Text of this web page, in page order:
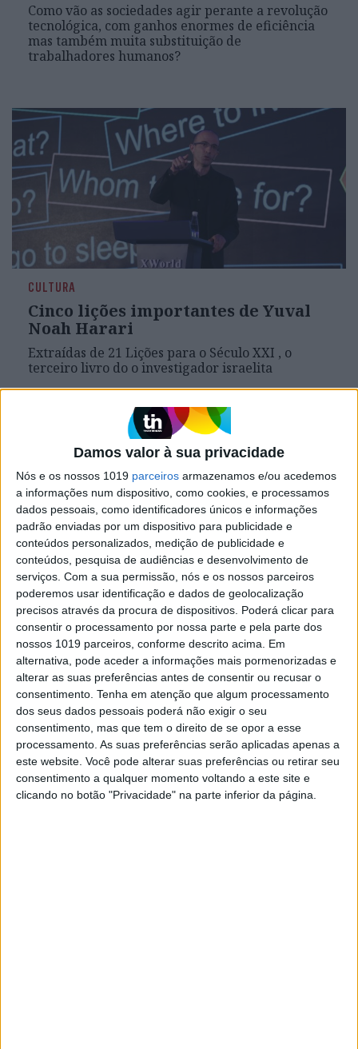
Damos valor à sua privacidade
Nós e os nossos 1019 parceiros armazenamos e/ou acedemos
a informações num dispositivo, como cookies, e processamos
dados pessoais, como identificadores únicos e informações
padrão enviadas por um dispositivo para publicidade e
conteúdos personalizados, medição de publicidade e
conteúdos, pesquisa de audiências e desenvolvimento de
serviços. Com a sua permissão, nós e os nossos parceiros
poderemos usar identificação e dados de geolocalização
precisos através da procura de dispositivos. Poderá clicar para
consentir o processamento por nossa parte e pela parte dos
nossos 1019 parceiros, conforme descrito acima. Em
alternativa, pode aceder a informações mais pormenorizadas e
alterar as suas preferências antes de consentir ou recusar o
consentimento. Tenha em atenção que algum processamento
dos seus dados pessoais poderá não exigir o seu
consentimento, mas que tem o direito de se opor a esse
processamento. As suas preferências serão aplicadas apenas a
este website. Você pode alterar suas preferências ou retirar seu
consentimento a qualquer momento voltando a este site e
clicando no botão "Privacidade" na parte inferior da página.
Como vão as sociedades agir perante a revolução
tecnológica, com ganhos enormes de eficiência
mas também muita substituição de
trabalhadores humanos?
CULTURA
Cinco lições importantes de Yuval
Noah Harari
Extraídas de 21 Lições para o Século XXI , o
terceiro livro do o investigador israelita
CULTURA
Yuval Noah Harari: O rock star
intelectual que é um profeta do
século XXI
Os fantasmas do presente e do futuro tecnológico
são a matéria-prima deste “profeta” que
preconizou o fim do Homo sapiens no prazo de
um século. O novo livro, 21 Lições para o Século
XXI fala de inteligência artificial, clima, fake
news, nacionalismos, privacidade… e meditação